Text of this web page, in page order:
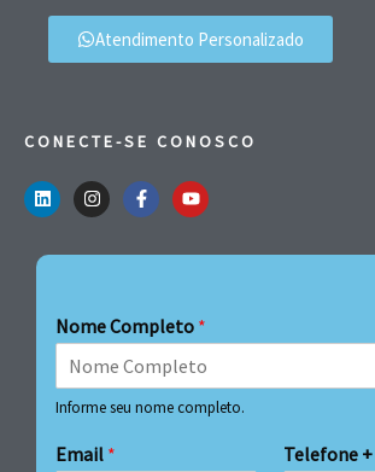
Atendimento Personalizado
CONECTE-SE CONOSCO
Nome Completo *
Informe seu nome completo.
Email * Telefone +